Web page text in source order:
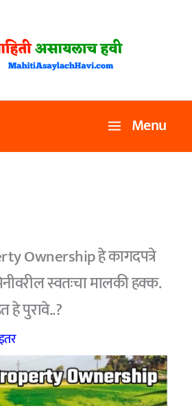
Menu
Ownership हे कागदपत्रे
स्वतःचा मालकी हक्क.
पुरावे..?